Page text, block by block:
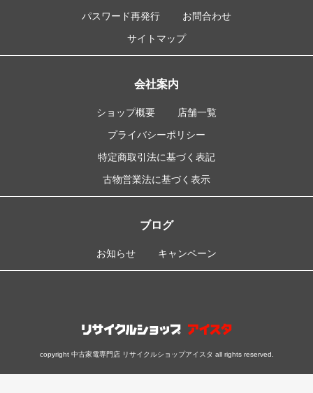
パスワード再発行
お問合わせ
サイトマップ
会社案内
ショップ概要
店舗一覧
プライバシーポリシー
特定商取引法に基づく表記
古物営業法に基づく表示
ブログ
お知らせ キャンペーン
copyright 中古家電専門店 リサイクルショップアイスタ all rights reserved.